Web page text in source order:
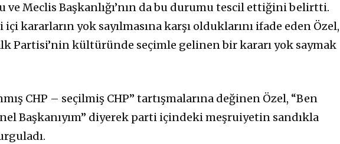
ve Meclis Başkanlığı’nın da bu durumu tescil ettiğini belirtti.
kararların yok sayılmasına karşı olduklarını ifade eden Özel,
Partisi’nin kültüründe seçimle gelinen bir kararı yok saymak
CHP – seçilmiş CHP” tartışmalarına değinen Özel, “Ben
Başkanıyım” diyerek parti içindeki meşruiyetin sandıkla